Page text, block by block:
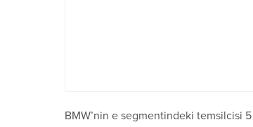
BMW’nin e segmentindeki temsilcisi